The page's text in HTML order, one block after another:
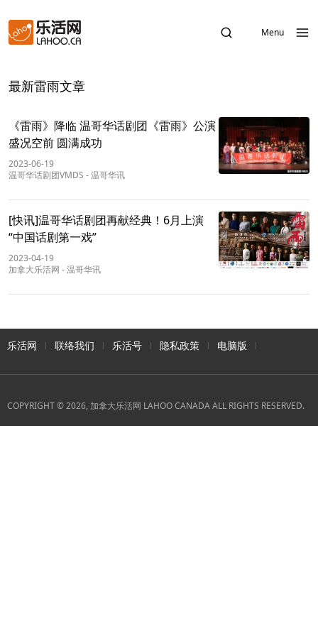
Menu
最新雷雨文章
《雷雨》降临 温哥华话剧团《雷雨》公演
盛况空前 圆满成功
2023-06-19
温哥华话剧团VMDS -温哥华讯
[快讯]温哥华话剧团再献经典！6月上演
“中国话剧第一戏”
2023-04-19
加拿大乐活网 -温哥华讯
乐活网 联络我们 乐活号 隐私政策 电脑版
COPYRIGHT © 2026, 加拿大乐活网 LAHOO CANADA ALL RIGHTS RESERVED.